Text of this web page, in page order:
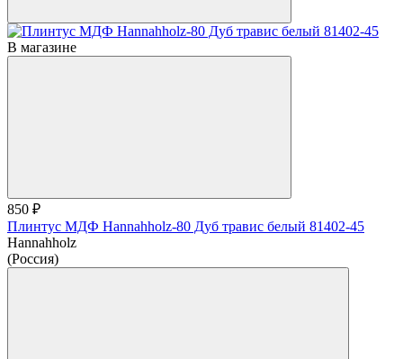
В магазине
850 ₽
Плинтус МДФ Hannahholz-80 Дуб травис белый 81402-45
Hannahholz
(Россия)